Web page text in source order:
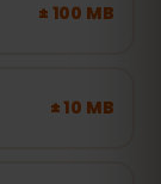
± 100 MB
± 10 MB